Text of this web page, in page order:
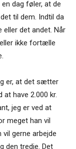
dag føler, at de
til dem. Indtil da
eller det andet. Når
ikke fortælle
er, at det sætter
have 2.000 kr.
jeg er ved at
meget han vil
gerne arbejde
den tredje. Det